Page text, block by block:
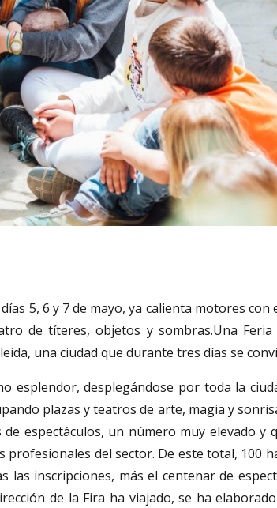
5, 6 y 7 de mayo, ya calienta motores
de títeres, objetos y sombras.Una
una ciudad que durante tres días se
esplendor, desplegándose por toda la
plazas y teatros de arte, magia y
espectáculos, un número muy elevado y
del sector. De este total, 100
las inscripciones, más el centenar de
de la Fira ha viajado, se ha